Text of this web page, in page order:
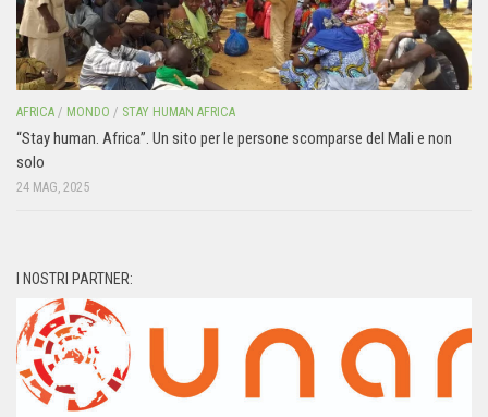
AFRICA / MONDO / STAY HUMAN AFRICA
“Stay human. Africa”. Un sito per le persone scomparse del Mali e non
solo
24 MAG, 2025
I NOSTRI PARTNER: